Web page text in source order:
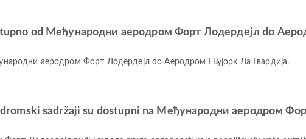
od Међународни аеродром Форт Лодердејл do
аеродром Форт Лодердејл do Аеродром Њујорк Ла Гвардија.
sadržaji su dostupni na Међународни аеродром